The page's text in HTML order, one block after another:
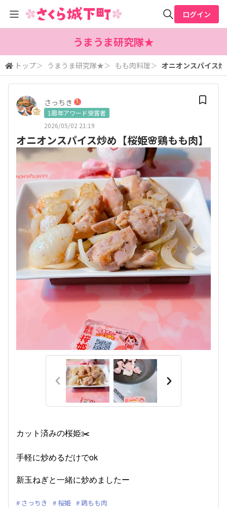
検索
ログイン
うまうま研究隊★
トップ＞ うまうま研究隊★＞ もも肉料理＞ オニオンスパイス
さっちき
1周年アワード受賞者
2026/05/02 21:19
オニオンスパイス炒め【桜姫🌸鶏もも肉】
カット済みの桜姫✂️
手軽に炒めるだけでok
新玉ねぎと一緒に炒めましたー
さっちき 桜姫 鶏もも肉